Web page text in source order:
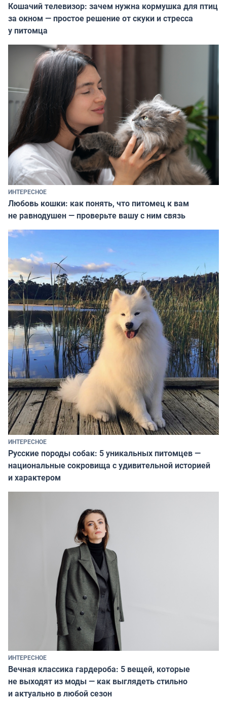
Кошачий телевизор: зачем нужна кормушка для птиц
за окном — простое решение от скуки и стресса
у питомца
ИНТЕРЕСНОЕ
Любовь кошки: как понять, что питомец к вам
не равнодушен — проверьте вашу с ним связь
ИНТЕРЕСНОЕ
Русские породы собак: 5 уникальных питомцев —
национальные сокровища с удивительной историей
и характером
ИНТЕРЕСНОЕ
Вечная классика гардероба: 5 вещей, которые
не выходят из моды — как выглядеть стильно
и актуально в любой сезон